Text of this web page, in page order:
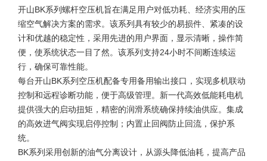
开山BK系列螺杆空压机旨在满足用户对低功耗、经济实用的压
缩空气解决方案的需求。该系列具有较少的易损件、紧凑的设
计和优越的稳定性，采用先进的用户界面，显示清晰，操作简
便，使系统状态一目了然。该系列支持24小时不间断连续运
行，确保可靠性能。
每台开山BK系列空压机配备专用备用输出接口，实现多机联动
控制和远程诊断功能，便于高级管理。新一代高效低能耗电机
提供强大的启动扭矩，精密的润滑系统确保持续油供应。集成
的高效进气阀实现启停控制；内置止回阀防止回流，保护系
统。
BK系列采用创新的油气分离设计，从源头降低油耗，提高产品